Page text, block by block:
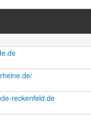
reckenfeld.de